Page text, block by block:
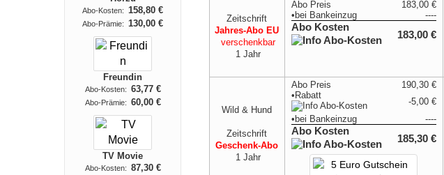
Zeitschrift
Jahres-Abo EU
verschenkbar
1 Jahr
Abo Preis
183,00 €
• bei Bankeinzug ----
Abo Kosten
183,00 €
Wild & Hund
Zeitschrift
Geschenk-Abo
1 Jahr
Abo Preis
190,30 €
•Rabatt
-5,00 €
• bei Bankeinzug ----
Abo Kosten
185,30 €
Abo-Kosten: 158,80 €
Abo-Prämie: 130,00 €
Freundin
Abo-Kosten: 63,77 €
Abo-Prämie: 60,00 €
TV Movie
Abo-Kosten: 87,30 €